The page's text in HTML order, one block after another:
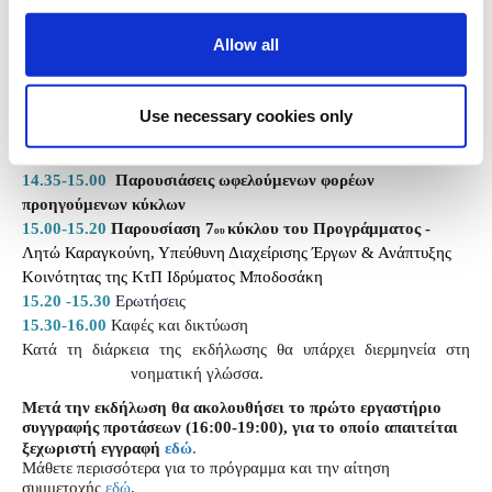
Allow all
Use necessary cookies only
14.00-14.15Προσέλευση και εγγραφές
αιρετισμός και παρουσίαση συνεργαζόμενων
Δωρεών Ιδρύματος Μποδοσάκη
Το πρόγραμμα «Σημεία Στήριξης» έως σήμερα -
Σταυρούλα Παλαιολόγου, Επικεφαλής Προγραμμάτων
14.35-15.00 Παρουσιάσεις ωφελούμενων φορέων
προηγούμενων κύκλων
15.00-15.20 Παρουσίαση 7ου κύκλου του Προγράμματος -
Λητώ Καραγκούνη, Υπεύθυνη Διαχείρισης Έργων & Ανάπτυξης
Κοινότητας της ΚτΠ Ιδρύματος Μποδοσάκη
15.20 -15.30 Ερωτήσεις
15.30-16.00 Καφές και δικτύωση
Κατά τη διάρκεια της εκδήλωσης θα υπάρχει διερμηνεία στη
νοηματική γλώσσα.
Μετά την εκδήλωση θα ακολουθήσει το πρώτο εργαστήριο
συγγραφής προτάσεων (16:00-19:00), για το οποίο απαιτείται
ξεχωριστή εγγραφή εδώ.
Mάθετε περισσότερα για το πρόγραμμα και την αίτηση
συμμετοχής εδώ.